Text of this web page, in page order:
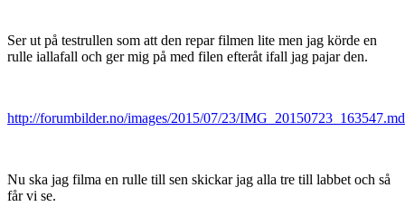
Ser ut på testrullen som att den repar filmen lite men jag körde en
rulle iallafall och ger mig på med filen efteråt ifall jag pajar den.
http://forumbilder.no/images/2015/07/23/
Nu ska jag filma en rulle till sen skickar jag alla tre till labbet och så
får vi se.